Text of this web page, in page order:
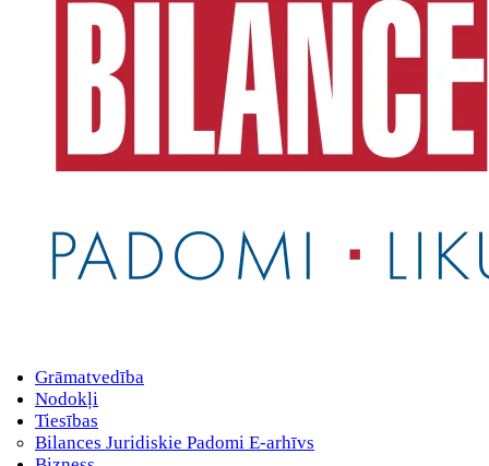
Grāmatvedība
Nodokļi
Tiesības
Bilances Juridiskie Padomi E-arhīvs